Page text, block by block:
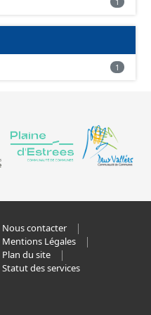
1
Nous contacter
Mentions Légales
Plan du site
Statut des services